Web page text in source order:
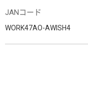
JANコード
WORK47AO-AWISH4